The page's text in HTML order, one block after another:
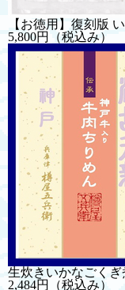
【お徳用】復刻版
5,800円
（税込み）
生炊きいかなごく
2,484円
（税込み）